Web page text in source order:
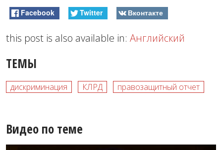
Facebook Twitter Вконтакте
this post is also available in: Английский
ТЕМЫ
дискриминация КЛРД правозащитный отчет
Видео по теме